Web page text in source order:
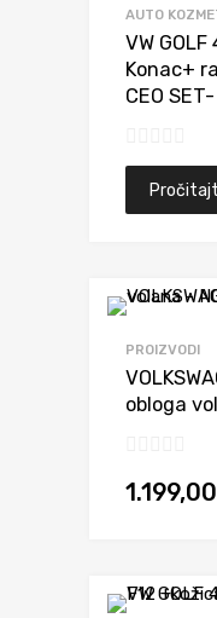
AUTO
VW
Konac+
CEO
PROIZVODI
obloga
1.199,00